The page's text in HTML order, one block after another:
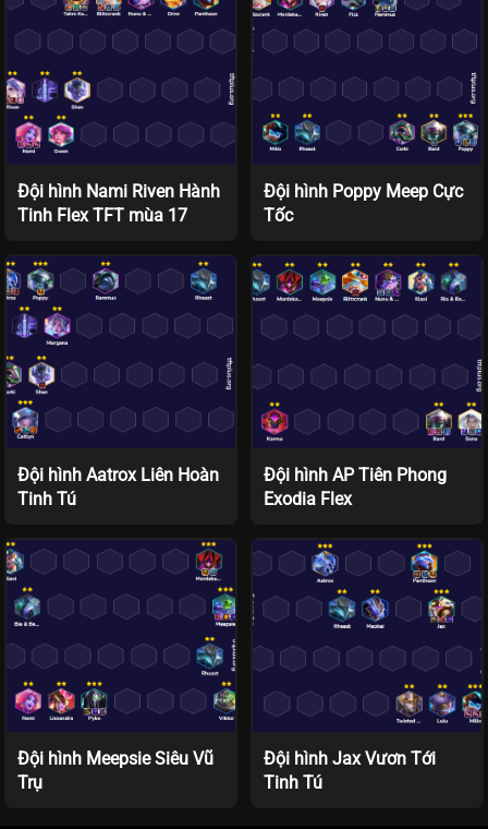
Đội hình Nami Riven Hành
Tinh Flex TFT mùa 17
Đội hình Poppy Meep Cực
Tốc
Đội hình Aatrox Liên Hoàn
Tinh Tú
Đội hình AP Tiên Phong
Exodia Flex
Đội hình Meepsie Siêu Vũ
Trụ
Đội hình Jax Vươn Tới
Tinh Tú